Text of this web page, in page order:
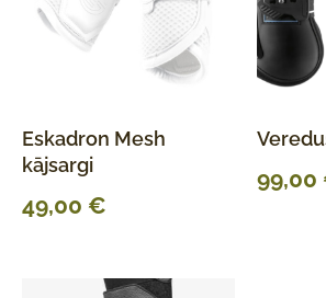
Eskadron Mesh
kājsargi
49,00 €
99,00